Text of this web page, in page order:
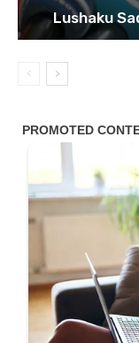
Lushaku